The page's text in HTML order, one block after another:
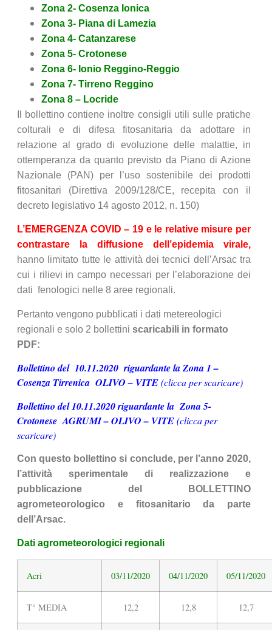
Zona 2- Cosenza Ionica
Zona 3- Piana di Lamezia
Zona 4- Catanzarese
Zona 5- Crotonese
Zona 6- Ionio Reggino-Reggio
Zona 7- Tirreno Reggino
Zona 8 – Locride
Il bollettino contiene inoltre consigli utili sulle pratiche
colturali e di difesa fitosanitaria da adottare in
relazione al grado di evoluzione delle malattie, in
ottemperanza da quanto previsto da Piano di Azione
Nazionale (PAN) per l’uso sostenibile dei prodotti
fitosanitari (Direttiva 2009/128/CE, recepita con il
decreto legislativo 14 agosto 2012, n. 150)
L’EMERGENZA COVID – 19 e le relative misure per
contrastare la diffusione dell’epidemia virale,
hanno limitato tutte le attività dei tecnici dell’Arsac tra
cui i rilievi in campo necessari per l’elaborazione dei
dati fenologici nelle 8 aree regionali.
Pertanto vengono pubblicati i dati metereologici
regionali e solo 2 bollettini scaricabili in formato
PDF:
Bollettino del 10.11.2020 riguardante la Zona 1 –
Cosenza Tirrenica OLIVO – VITE(clicca per scaricare)
Bollettino del 10.11.2020 riguardante la Zona 5-
Crotonese AGRUMI – OLIVO – VITE(clicca per
scaricare)
Con questo bollettino si conclude, per l’anno 2020,
l’attività sperimentale di realizzazione e
pubblicazione del BOLLETTINO
agrometeorologico e fitosanitario da parte
dell’Arsac.
Dati agrometeorologici regionali
Acri 03/11/2020 04/11/2020 05/11/2020
T° MEDIA 12,2 12,8 12,7